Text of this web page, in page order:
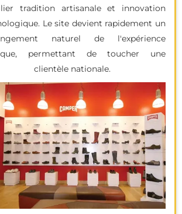
tradition artisanale et innovation
Le site devient rapidement un
naturel de l'expérience
permettant de toucher une
clientèle nationale.